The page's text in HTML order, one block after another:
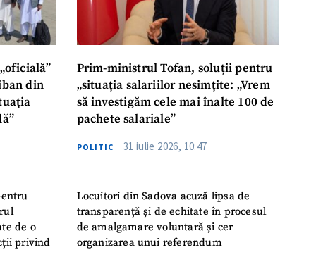
din
de o
privind
Prim-ministrul Tofan, soluții pentru
„situația salariilor nesimțite: „Vrem
să investigăm cele mai înalte 100 de
pachete salariale”
POLITIC 31 iulie 2026, 10:47
Locuitori din Sadova acuză lipsa de
transparență și de echitate în procesul
de amalgamare voluntară și cer
organizarea unui referendum